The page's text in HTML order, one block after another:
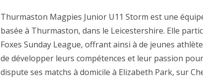
Thurmaston Magpies Junior U11 Storm est une
basée à Thurmaston, dans le Leicestershire. Elle
Foxes Sunday League, offrant ainsi à de jeunes
de développer leurs compétences et leur passion
dispute ses matchs à domicile à Elizabeth Park, sur